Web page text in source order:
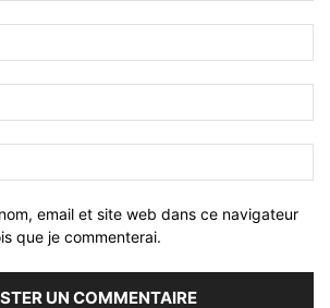
email et site web dans ce navigateur
que je commenterai.